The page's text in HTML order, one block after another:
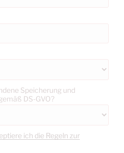
Speicherung und
DS-GVO?
ich die Regeln zur